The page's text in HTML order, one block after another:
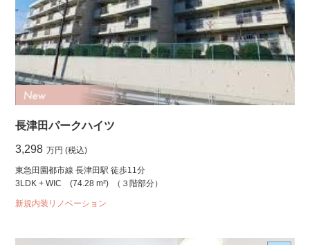
長津田パークハイツ
3,298 万円 (税込)
東急田園都市線 長津田駅 徒歩11分
3LDK + WIC
(74.28 m²) （３階部分）
新規内装リノベーション